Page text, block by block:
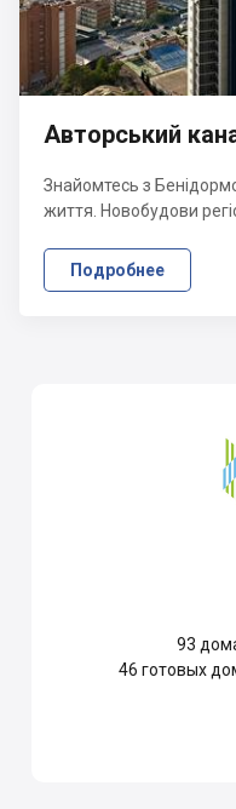
Авторський
Знайомтесь з
життя. Новобудови
Подробнее
93
46 готовых